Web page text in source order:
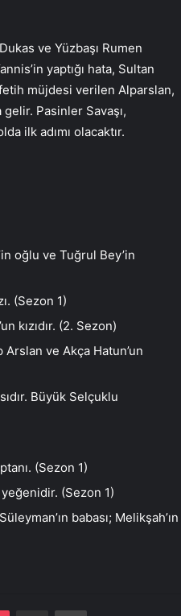
ve Yüzbaşı Rumen
yaptığı hata, Sultan
müjdesi verilen Alparslan,
Pasinler Savaşı,
ilk adımı olacaktır.
oğlu ve Tuğrul Bey’in
(Sezon 1)
kızıdır. (2. Sezon)
ve Akça Hatun’un
Büyük Selçuklu
(Sezon 1)
(Sezon 1)
babası; Melikşah’ın
Pocket E-Posta ile paylaş Yazdır